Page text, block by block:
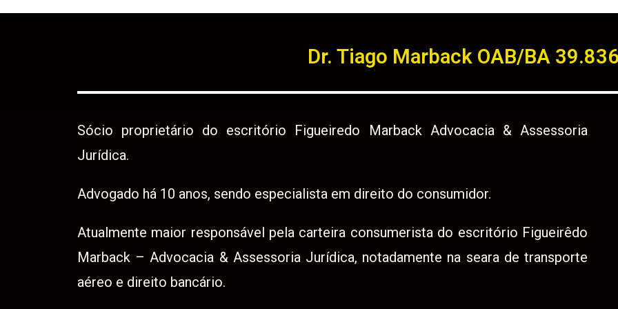
Dr. Tiago Marback OAB/BA
Sócio proprietário do escritório Figueiredo Marback Advocacia & Assessoria
Jurídica.
Advogado há 10 anos, sendo especialista em direito do consumidor.
Atualmente maior responsável pela carteira consumerista do escritório Figueirêdo
Marback – Advocacia & Assessoria Jurídica, notadamente na seara de transporte
aéreo e direito bancário.